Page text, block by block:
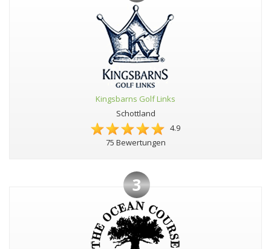
Kingsbarns Golf Links
Schottland
4.9
75 Bewertungen
3